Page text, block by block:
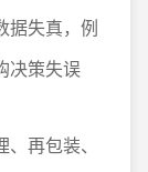
据失真，例
决策失误
再包装、